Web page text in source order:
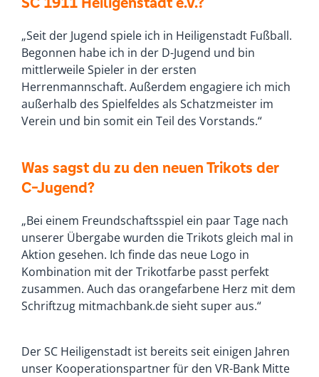
„Seit der Jugend spiele ich in Heiligenstadt Fußball.
Begonnen habe ich in der D-Jugend und bin
mittlerweile Spieler in der ersten
Herrenmannschaft. Außerdem engagiere ich mich
außerhalb des Spielfeldes als Schatzmeister im
Verein und bin somit ein Teil des Vorstands.“
Was sagst du zu den neuen Trikots der
C-Jugend?
„Bei einem Freundschaftsspiel ein paar Tage nach
unserer Übergabe wurden die Trikots gleich mal in
Aktion gesehen. Ich finde das neue Logo in
Kombination mit der Trikotfarbe passt perfekt
zusammen. Auch das orangefarbene Herz mit dem
Schriftzug mitmachbank.de sieht super aus.“
Der SC Heiligenstadt ist bereits seit einigen Jahren
unser Kooperationspartner für den VR-Bank Mitte